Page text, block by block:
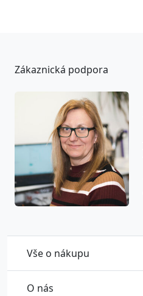
Vše o nákupu
O nás
Zákaznická podpora